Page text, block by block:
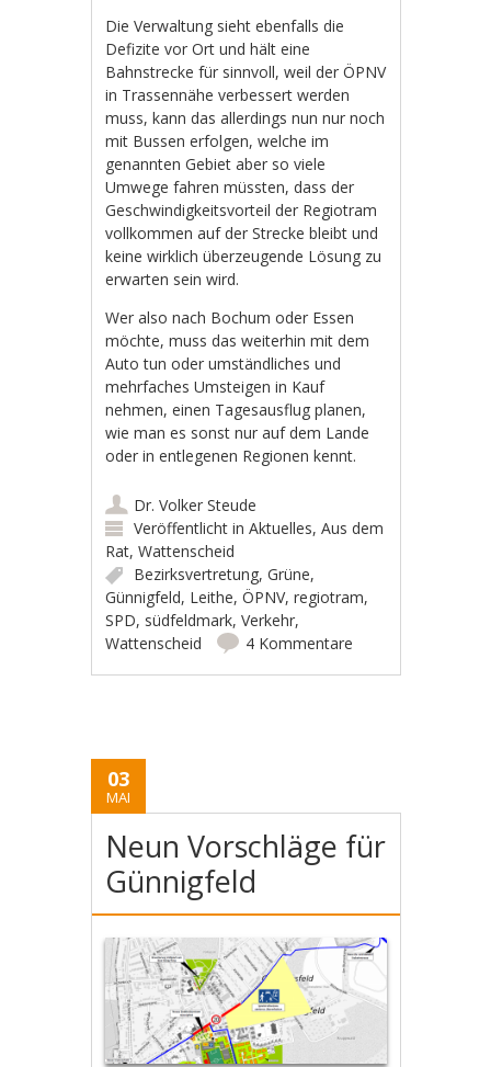
Die Verwaltung sieht ebenfalls die
Defizite vor Ort und hält eine
Bahnstrecke für sinnvoll, weil der ÖPNV
in Trassennähe verbessert werden
muss, kann das allerdings nun nur noch
mit Bussen erfolgen, welche im
genannten Gebiet aber so viele
Umwege fahren müssten, dass der
Geschwindigkeitsvorteil der Regiotram
vollkommen auf der Strecke bleibt und
keine wirklich überzeugende Lösung zu
erwarten sein wird.
Wer also nach Bochum oder Essen
möchte, muss das weiterhin mit dem
Auto tun oder umständliches und
mehrfaches Umsteigen in Kauf
nehmen, einen Tagesausflug planen,
wie man es sonst nur auf dem Lande
oder in entlegenen Regionen kennt.
Dr. Volker Steude
Veröffentlicht inAktuelles,Aus dem
Rat,Wattenscheid
Bezirksvertretung,Grüne,
Günnigfeld, Leithe,ÖPNV,regiotram,
SPD, südfeldmark,Verkehr,
Wattenscheid
4 Kommentare
03
MAI
Neun Vorschläge für
Günnigfeld